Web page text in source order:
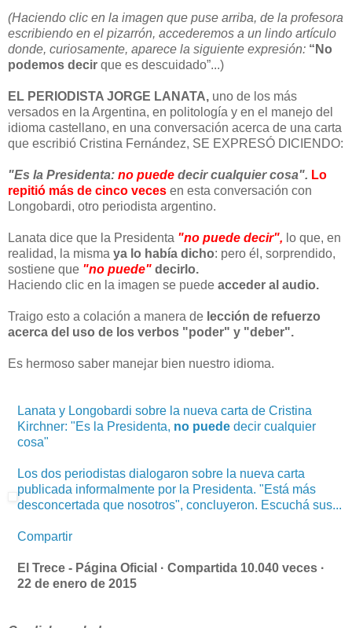
(Haciendo clic en la imagen que puse arriba, de la profesora
escribiendo en el pizarrón, accederemos a un lindo artículo
donde, curiosamente, aparece la siguiente expresión: “No
podemos decir que es descuidado”...)
EL PERIODISTA JORGE LANATA, uno de los más
versados en la Argentina, en politología y en el manejo del
idioma castellano, en una conversación acerca de una carta
que escribió Cristina Fernández, SE EXPRESÓ DICIENDO:
"Es la Presidenta: no puede decir cualquier cosa". Lo
repitió más de cinco veces en esta conversación con
Longobardi, otro periodista argentino.
Lanata dice que la Presidenta "no puede decir", lo que, en
realidad, la misma ya lo había dicho: pero él, sorprendido,
sostiene que "no puede" decirlo.
Haciendo clic en la imagen se puede acceder al audio.
Traigo esto a colación a manera de lección de refuerzo
acerca del uso de los verbos "poder" y "deber".
Es hermoso saber manejar bien nuestro idioma.
Lanata y Longobardi sobre la nueva carta de Cristina
Kirchner: "Es la Presidenta, no puede decir cualquier
cosa"
Los dos periodistas dialogaron sobre la nueva carta
publicada informalmente por la Presidenta. "Está más
desconcertada que nosotros", concluyeron. Escuchá sus...
Compartir
El Trece - Página Oficial · Compartida 10.040 veces ·
22 de enero de 2015